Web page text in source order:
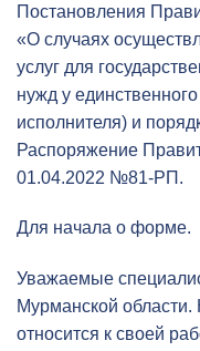
Постановления
«О случаях
услуг для
нужд у
исполнителя) и
Распоряжение
01.04.2022 №81-РП.
Для начала о форме.
Уважаемые
Мурманской области.
относится к своей